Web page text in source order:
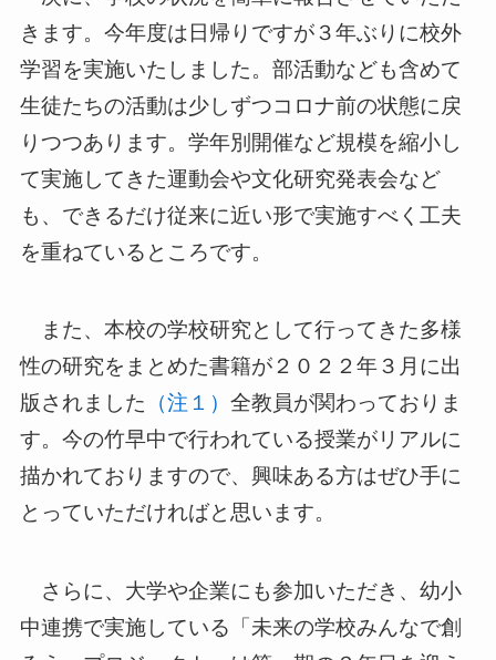
きます。今年度は日帰りですが３年ぶりに校外
学習を実施いたしました。部活動なども含めて
生徒たちの活動は少しずつコロナ前の状態に戻
りつつあります。学年別開催など規模を縮小し
て実施してきた運動会や文化研究発表会など
も、できるだけ従来に近い形で実施すべく工夫
を重ねているところです。
また、本校の学校研究として行ってきた多様
性の研究をまとめた書籍が２０２２年３月に出
版されました （注１） 全教員が関わっておりま
す。今の竹早中で行われている授業がリアルに
描かれておりますので、興味ある方はぜひ手に
とっていただければと思います。
さらに、大学や企業にも参加いただき、幼小
中連携で実施している「未来の学校みんなで創